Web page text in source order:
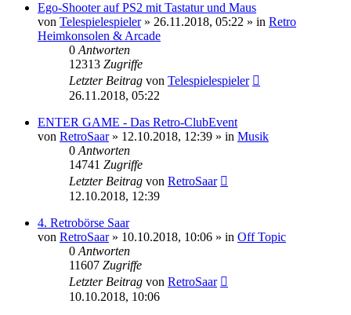
Ego-Shooter auf PS2 mit Tastatur und Maus
von Telespielespieler» 26.11.2018, 05:22 » in Retro
Heimkonsolen & Arcade
0Antworten
12313 Zugriffe
Letzter Beitrag von Telespielespieler
26.11.2018, 05:22
ENTER GAME - Das Retro-ClubEvent
von RetroSaar» 12.10.2018, 12:39 » in Musik
0Antworten
14741 Zugriffe
Letzter Beitrag von RetroSaar
12.10.2018, 12:39
4. Retrobörse Saar
von RetroSaar» 10.10.2018, 10:06 » in Off Topic
0Antworten
11607 Zugriffe
Letzter Beitrag von RetroSaar
10.10.2018, 10:06